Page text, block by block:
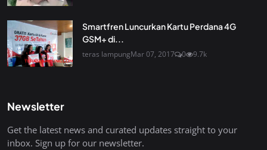
Smartfren Luncurkan Kartu Perdana 4G
GSM+ di...
teras lampungMar 07, 2017 0 9.7k
Newsletter
Get the latest news and curated updates straight to your
inbox. Sign up for our newsletter.